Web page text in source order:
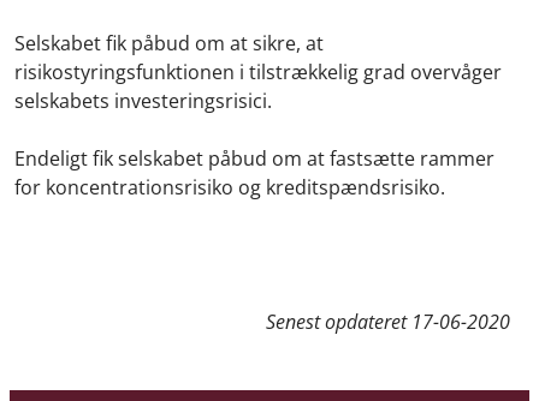
Selskabet fik påbud om at sikre, at
risikostyringsfunktionen i tilstrækkelig grad overvåger
selskabets investeringsrisici.
Endeligt fik selskabet påbud om at fastsætte rammer
for koncentrationsrisiko og kreditspændsrisiko.
Senest opdateret 17-06-2020